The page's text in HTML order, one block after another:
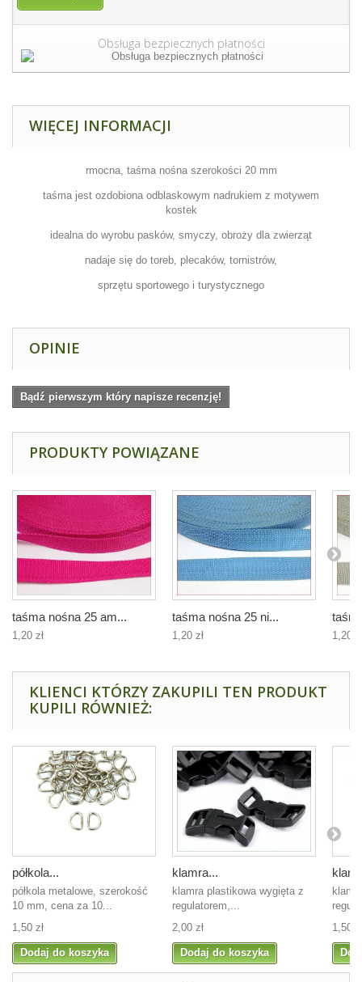
Obsługa bezpiecznych płatności
WIĘCEJ INFORMACJI
rmocna, taśma nośna szerokości 20 mm
taśma jest ozdobiona odblaskowym nadrukiem z motywem
kostek
idealna do wyrobu pasków, smyczy, obroży dla zwierząt
nadaje się do toreb, plecaków, tornistrów,
sprzętu sportowego i turystycznego
OPINIE
Bądź pierwszym który napisze recenzję!
PRODUKTY POWIĄZANE
taśma nośna 25 am...
1,20 zł
taśma nośna 25 ni...
1,20 zł 1,20
KLIENCI KTÓRZY ZAKUPILI TEN PRODUKT
KUPILI RÓWNIEŻ:
półkola...
półkola metalowe, szerokość
10 mm, cena za 10...
1,50 zł
Dodaj do koszyka
klamra...
klamra plastikowa wygięta z
regulatorem,...
2,00 zł
Dodaj do koszyka
1,50